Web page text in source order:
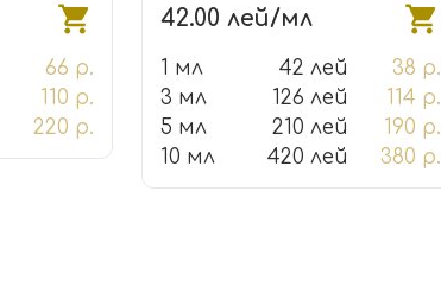
66 р.
110 р.
220 р.
42.00 лей/мл
1 мл 42 лей
38 р.
3 мл
126 лей
114 р.
5 мл
210 лей
190 р.
10 мл
420 лей 380 р.